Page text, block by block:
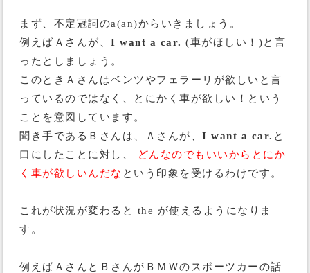
まず、不定冠詞のa(an)からいきましょう。
例えばＡさんが、 I want a car. (車がほしい！)と言
ったとしましょう。
このときＡさんはベンツやフェラーリが欲しいと言
っているのではなく、
とにかく車が欲しい！ という
ことを意図しています。
聞き手であるＢさんは、Ａさんが、 I want a car. と
口にしたことに対し、
どんなのでもいいからとにか
く車が欲しいんだな という印象を受けるわけです。
これが状況が変わると the が使えるようになりま
す。
例えばＡさんとＢさんがＢＭＷのスポーツカーの話